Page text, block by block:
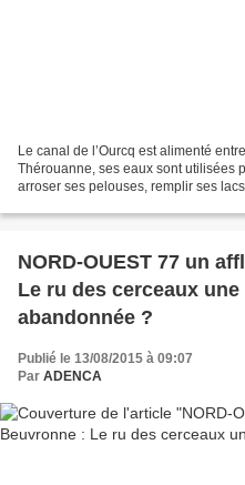
Le canal de l’Ourcq est alimenté
Thérouanne, ses eaux sont utilisées
arroser ses pelouses, remplir ses
NORD-OUEST 77 un
Le ru des cerceaux
abandonnée ?
Publié le 13/08/2015 à 09:07
Par ADENCA